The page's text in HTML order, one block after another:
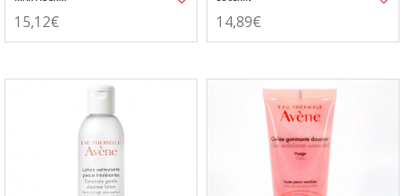
15,12€ 14,89€